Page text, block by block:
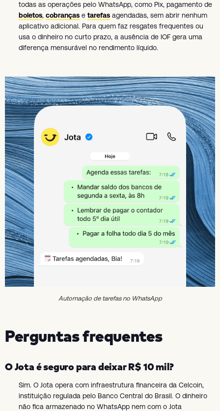
todas as operações pelo WhatsApp, como Pix, pagamento de
boletos, cobranças e tarefas agendadas, sem abrir nenhum
aplicativo adicional. Para quem faz resgates frequentes ou
usa o dinheiro no curto prazo, a ausência de IOF gera uma
diferença mensurável no rendimento líquido.
Automação de tarefas no WhatsApp
Perguntas frequentes
O Jota é seguro para deixar R$ 10 mil?
Sim. O Jota opera com infraestrutura financeira da Celcoin,
instituição regulada pelo Banco Central do Brasil. O dinheiro
não fica armazenado no WhatsApp nem com o Jota